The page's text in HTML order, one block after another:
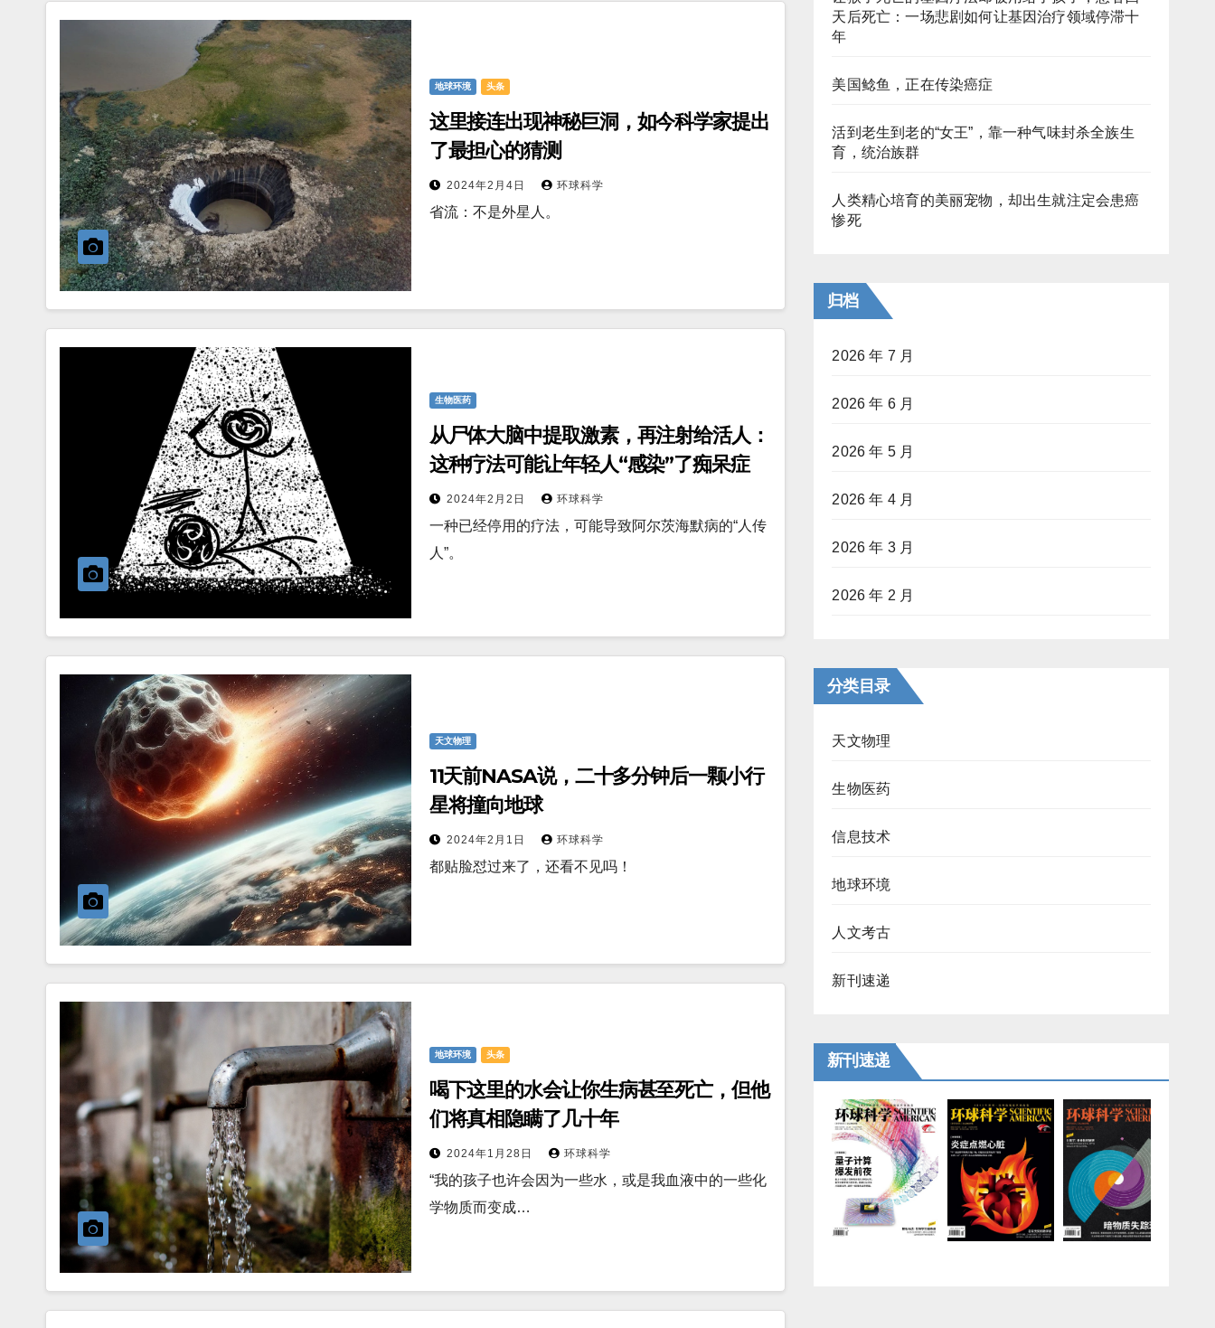
地球环境 头条
这里接连出现神秘巨洞，如今科学家提出
了最担心的猜测
2024年2月4日 环球科学
省流：不是外星人。
生物医药
从尸体大脑中提取激素，再注射给活人：
这种疗法可能让年轻人“感染”了痴呆症
2024年2月2日 环球科学
一种已经停用的疗法，可能导致阿尔茨海默病的“人传
人”。
天文物理
11天前NASA说，二十多分钟后一颗小行
星将撞向地球
2024年2月1日 环球科学
都贴脸怼过来了，还看不见吗！
地球环境 头条
喝下这里的水会让你生病甚至死亡，但他
们将真相隐瞒了几十年
2024年1月28日 环球科学
“我的孩子也许会因为一些水，或是我血液中的一些化
学物质而变成…
天后死亡：一场悲剧如何让基因治疗领域停滞十
年
美国鲶鱼，正在传染癌症
活到老生到老的“女王”，靠一种气味封杀全族生
育，统治族群
人类精心培育的美丽宠物，却出生就注定会患癌
惨死
归档
2026 年 7 月
2026 年 6 月
2026 年 5 月
2026 年 4 月
2026 年 3 月
2026 年 2 月
分类目录
天文物理
生物医药
信息技术
地球环境
人文考古
新刊速递
新刊速递